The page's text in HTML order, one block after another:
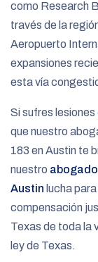
como Research
través de la
Aeropuerto
expansiones
esta vía
Si sufres
que nuestro
183 en Austin te
nuestro
Austin lucha
compensación
Texas de toda la
ley de Texas.